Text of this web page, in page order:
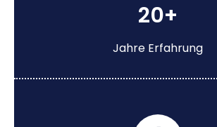
20+
Jahre Erfahrung